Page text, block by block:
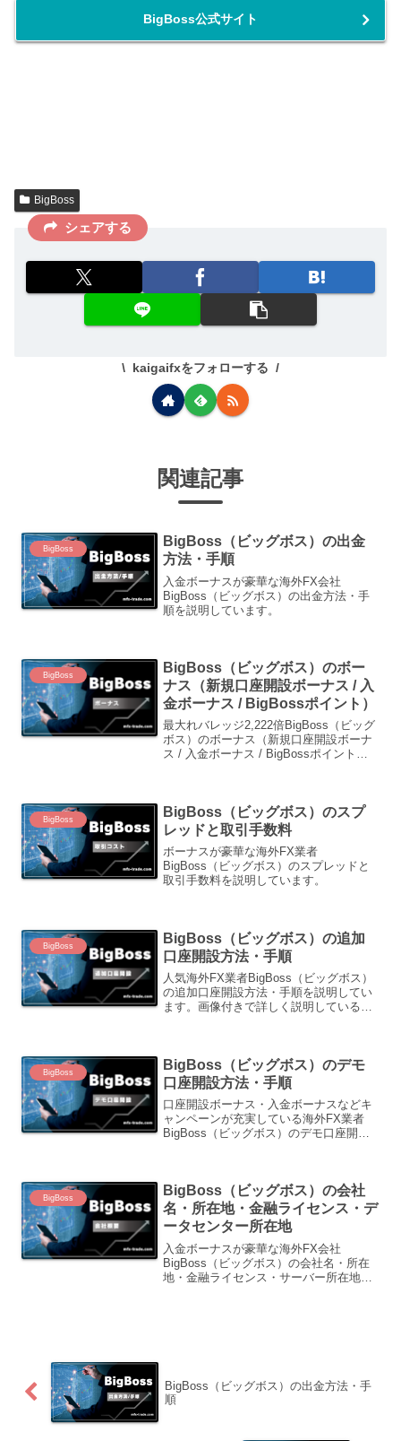
BigBoss公式サイト
BigBoss
シェアする
kaigaifxをフォローする
関連記事
BigBoss
BigBoss（ビッグボス）の出金
方法・手順
入金ボーナスが豪華な海外FX会社
BigBoss（ビッグボス）の出金方法・手
順を説明しています。
BigBoss
BigBoss（ビッグボス）のボー
ナス（新規口座開設ボーナス / 入
金ボーナス / BigBossポイント）
最大れバレッジ2,222倍BigBoss（ビッグ
ボス）のボーナス（新規口座開設ボーナ
ス / 入金ボーナス / BigBossポイント）
BigBoss
BigBoss（ビッグボス）のスプ
レッドと取引手数料
ボーナスが豪華な海外FX業者
BigBoss（ビッグボス）のスプレッドと
取引手数料を説明しています。
BigBoss
BigBoss（ビッグボス）の追加
口座開設方法・手順
人気海外FX業者BigBoss（ビッグボス）
の追加口座開設方法・手順を説明してい
ます。画像付きで詳しく説明しているの
BigBoss
BigBoss（ビッグボス）のデモ
口座開設方法・手順
口座開設ボーナス・入金ボーナスなどキ
ャンペーンが充実している海外FX業者
BigBoss（ビッグボス）のデモ口座開設
BigBoss
BigBoss（ビッグボス）の会社
名・所在地・金融ライセンス・デ
ータセンター所在地
入金ボーナスが豪華な海外FX会社
BigBoss（ビッグボス）の会社名・所在
地・金融ライセンス・サーバー所在地を
BigBoss（ビッグボス）の出金方法・手
順